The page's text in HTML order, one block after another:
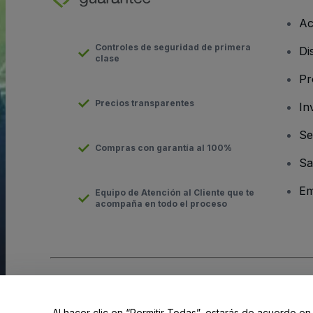
Controles de seguridad de primera
clase
Precios transparentes
Compras con garantía al 100%
Equipo de Atención al Cliente que te
acompaña en todo el proceso